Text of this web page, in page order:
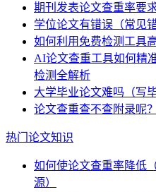
期刊发表论文查重率要
学位论文有错误（常见
如何利用免费检测工具
AI论文查重工具如何精
检测全解析
大学毕业论文难吗（写
论文查重查不查附录呢？
热门论文知识
如何使论文查重率降低
源）